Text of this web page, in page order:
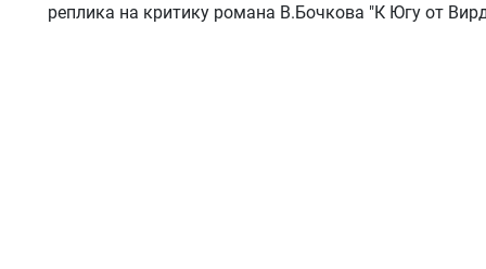
реплика на критику романа В.Бочкова "К Югу от